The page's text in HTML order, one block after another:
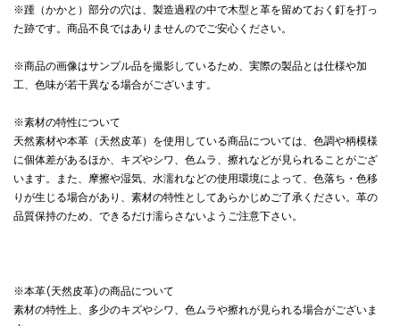
※踵（かかと）部分の穴は、製造過程の中で木型と革を留めておく釘を打っ
た跡です。商品不良ではありませんのでご安心ください。
※商品の画像はサンプル品を撮影しているため、実際の製品とは仕様や加
工、色味が若干異なる場合がございます。
※素材の特性について
天然素材や本革（天然皮革）を使用している商品については、色調や柄模様
に個体差があるほか、キズやシワ、色ムラ、擦れなどが見られることがござ
います。また、摩擦や湿気、水濡れなどの使用環境によって、色落ち・色移
りが生じる場合があり、素材の特性としてあらかじめご了承ください。革の
品質保持のため、できるだけ濡らさないようご注意下さい。
※本革(天然皮革)の商品について
素材の特性上、多少のキズやシワ、色ムラや擦れが見られる場合がございま